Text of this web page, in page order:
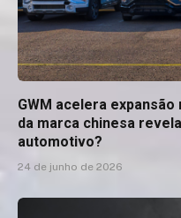
GWM acelera
da marca chinesa
automotivo?
24 de junho de 2026